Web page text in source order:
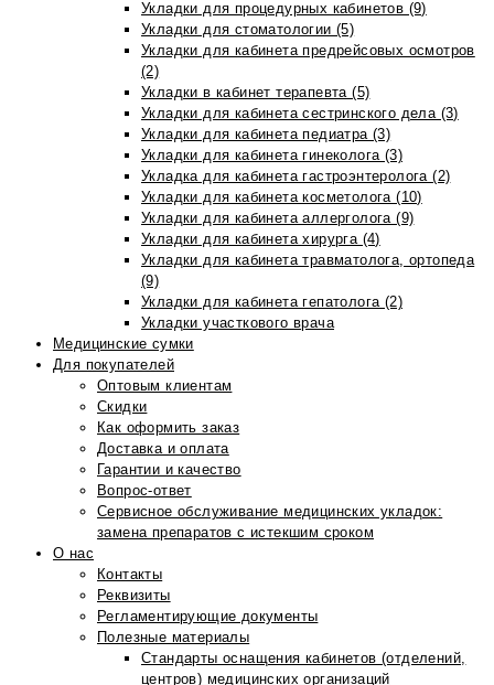
Укладки для процедурных кабинетов (9)
Укладки для стоматологии (5)
Укладки для кабинета предрейсовых осмотров
(2)
Укладки в кабинет терапевта (5)
Укладки для кабинета сестринского дела (3)
Укладки для кабинета педиатра (3)
Укладки для кабинета гинеколога (3)
Укладка для кабинета гастроэнтеролога (2)
Укладки для кабинета косметолога (10)
Укладки для кабинета аллерголога (9)
Укладки для кабинета хирурга (4)
Укладки для кабинета травматолога, ортопеда
(9)
Укладки для кабинета гепатолога (2)
Укладки участкового врача
Медицинские сумки
Для покупателей
Оптовым клиентам
Скидки
Как оформить заказ
Доставка и оплата
Гарантии и качество
Вопрос-ответ
Сервисное обслуживание медицинских укладок:
замена препаратов с истекшим сроком
О нас
Контакты
Реквизиты
Регламентирующие документы
Полезные материалы
Стандарты оснащения кабинетов (отделений,
центров) медицинских организаций